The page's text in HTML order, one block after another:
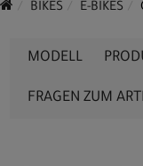
BIKES E-BIKES
MODELL
FRAGEN ZUM